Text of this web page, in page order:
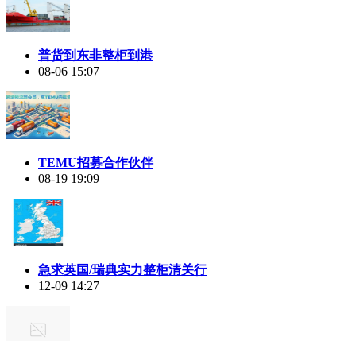
普货到东非整柜到港
08-06 15:07
TEMU招募合作伙伴
08-19 19:09
急求英国/瑞典实力整柜清关行
12-09 14:27